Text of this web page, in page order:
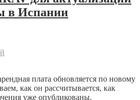
в Испании
плата обновляется по новому
как он рассчитывается, как
уже опубликованы.